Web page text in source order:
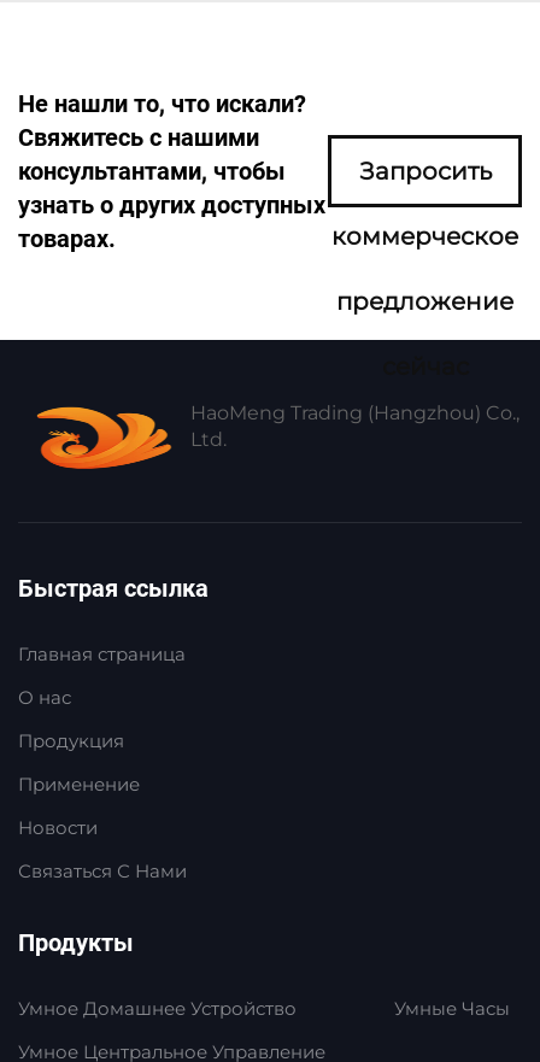
Не нашли то, что искали?
Свяжитесь с нашими
консультантами, чтобы
узнать о других доступных
товарах.
Запросить
коммерческое
предложение
HaoMeng Trading (Hangzhou) Co.,
Ltd.
Быстрая ссылка
Главная страница
О нас
Продукция
Применение
Новости
Связаться С Нами
Продукты
Умное Домашнее Устройство
Умное Центральное Управление
Умные Часы